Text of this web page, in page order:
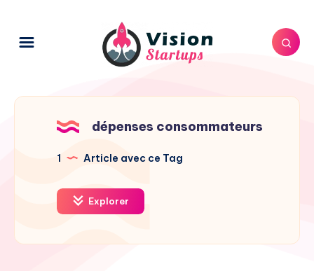
dépenses consommateurs
1 Article avec ce Tag
Explorer